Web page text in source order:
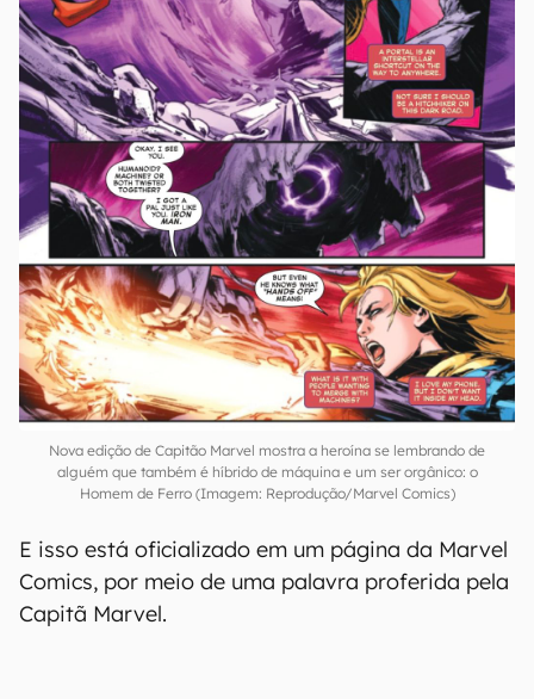
Nova edição de Capitão Marvel mostra a heroína se lembrando de
alguém que também é híbrido de máquina e um ser orgânico: o
Homem de Ferro (Imagem: Reprodução/Marvel Comics)
E isso está oficializado em um página da Marvel
Comics, por meio de uma palavra proferida pela
Capitã Marvel.